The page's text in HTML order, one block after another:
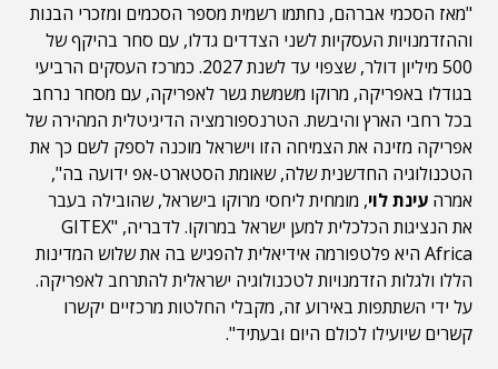
"מאז הסכמי אברהם, נחתמו רשמית מספר הסכמים ומזכרי הבנות
וההזדמנויות העסקיות לשני הצדדים גדלו, עם סחר בהיקף של
500 מיליון דולר, שצפוי עד לשנת 2027. כמרכז העסקים הרביעי
בגודלו באפריקה, מרוקו משמשת גשר לאפריקה, עם מסחר נרחב
בכל רחבי הארץ והיבשת. הטרנספורמציה הדיגיטלית המהירה של
אפריקה מזינה את הצמיחה הזו וישראל מוכנה לספק לשם כך את
הטכנולוגיה החדשנית שלה, שאומת הסטארט-אפ ידועה בה",
אמרה עינת לוי, מומחית ליחסי מרוקו בישראל, שהובילה בעבר
את הנציגות הכלכלית למען ישראל במרוקו. לדבריה, "GITEX
Africa היא פלטפורמה אידיאלית להפגיש בה את שלוש המדינות
הללו ולגלות הזדמנויות לטכנולוגיה ישראלית להתרחב לאפריקה.
על ידי השתתפות באירוע זה, מקבלי החלטות מרכזיים יקשרו
קשרים שיועילו לכולם היום ובעתיד".